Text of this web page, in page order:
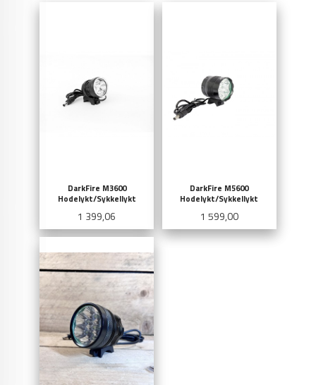
DarkFire M3600
Hodelykt/Sykkellykt
Pris
1 399,06
DarkFire M5600
Hodelykt/Sykkellykt
Pris
1 599,00